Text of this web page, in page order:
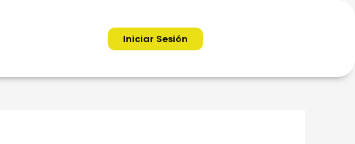
Iniciar Sesión